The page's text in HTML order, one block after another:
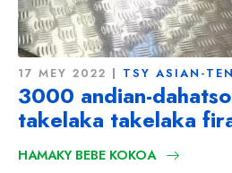
17 MEY 2022 TSY ASIAN-
3000 andian-
takelaka takelaka
HAMAKY BEBE KOKOA